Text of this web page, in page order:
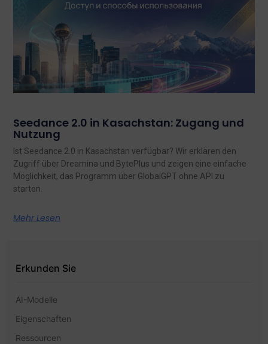
Seedance 2.0 in Kasachstan: Zugang und
Nutzung
Ist Seedance 2.0 in Kasachstan verfügbar? Wir erklären den
Zugriff über Dreamina und BytePlus und zeigen eine einfache
Möglichkeit, das Programm über GlobalGPT ohne API zu
starten.
Mehr Lesen
Erkunden Sie
AI-Modelle
Eigenschaften
Ressourcen